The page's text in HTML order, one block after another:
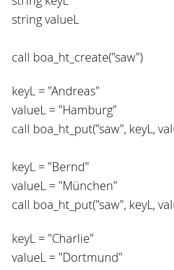
string valueL
call boa_ht_create("saw")
keyL = "Andreas"
valueL = "Hamburg"
call boa_ht_put("saw", keyL,
keyL = "Bernd"
valueL = "München"
call boa_ht_put("saw", keyL,
keyL = "Charlie"
valueL = "Dortmund"